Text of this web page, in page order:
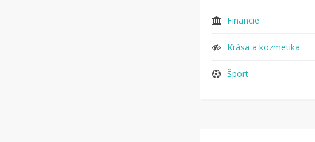
Financie
Krása a kozmetika
Šport